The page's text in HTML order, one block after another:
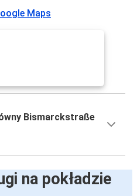
Maps
Bismarckstraße
na pokładzie